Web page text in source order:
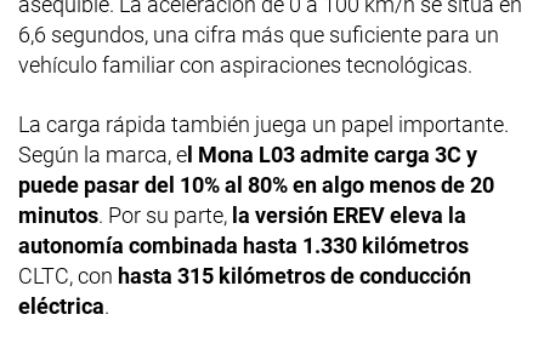
6,6 segundos, una cifra más que suficiente para un
vehículo familiar con aspiraciones tecnológicas.
La carga rápida también juega un papel importante.
Según la marca, el Mona L03 admite carga 3C y
puede pasar del 10% al 80% en algo menos de 20
minutos. Por su parte, la versión EREV eleva la
autonomía combinada hasta 1.330 kilómetros
CLTC, con hasta 315 kilómetros de conducción
eléctrica.